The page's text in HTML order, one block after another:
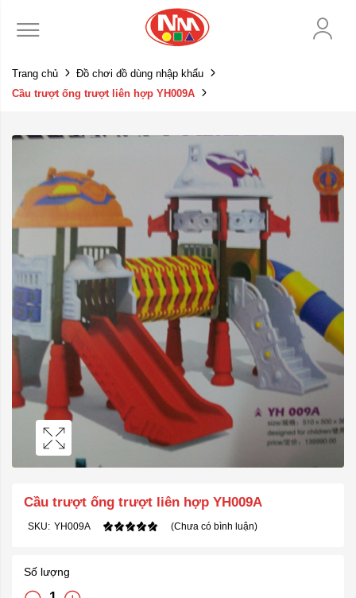
Trang chủ
Đồ chơi đồ dùng nhập khẩu
Cầu trượt ống trượt liên hợp YH009A
Cầu trượt ống trượt liên hợp YH009A
SKU: YH009A (Chưa có bình luận)
Số lượng